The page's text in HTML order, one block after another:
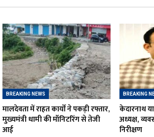
BREAKING NEWS
मालदेवता में राहत कार्यों ने पकड़ी रफ्तार,
मुख्यमंत्री धामी की मॉनिटरिंग से तेजी
आई
BREAKING
केदारनाथ
अध्यक्ष,
निरीक्षण